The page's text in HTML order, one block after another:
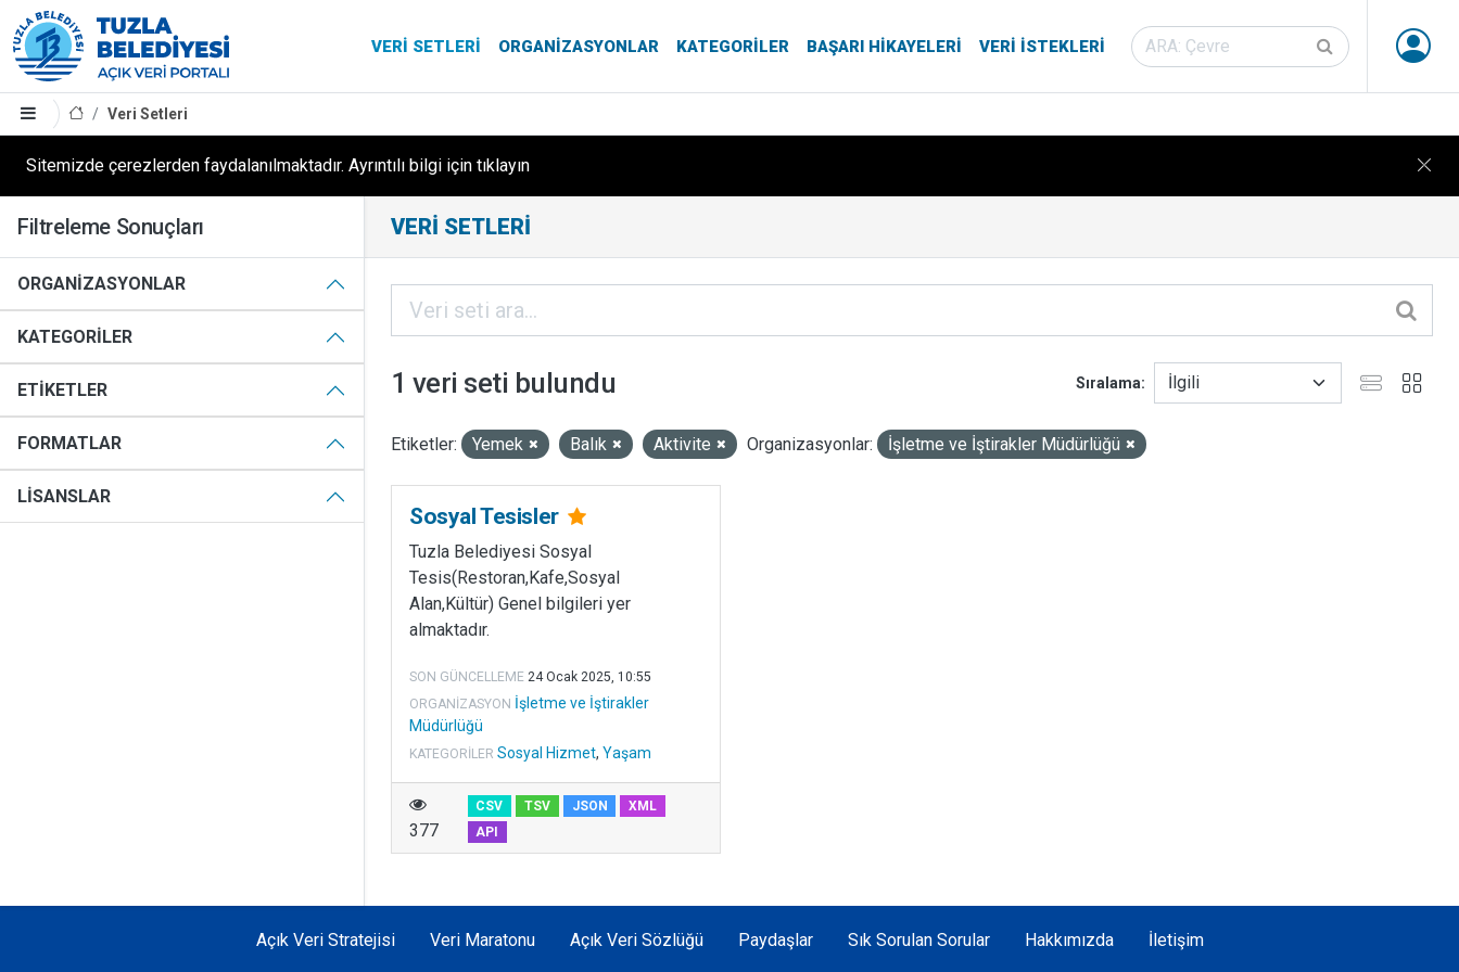
VERI SETLERI ORGANIZASYONLAR KATEGORILER BAŞARI HIKAYELERI VERI İSTEKLERI
Veri Setleri
Sitemizde çerezlerden faydalanılmaktadır. Ayrıntılı bilgi için tıklayın
Filtreleme Sonuçları
ORGANIZASYONLAR
KATEGORILER
ETIKETLER
FORMATLAR
LISANSLAR
VERI SETLERI
1 veri seti bulundu Sıralama
Etiketler: Yemek Balık Aktivite Organizasyonlar: İşletme ve İştirakler Müdürlüğü
Sosyal Tesisler
Tuzla Belediyesi Sosyal
Tesis(Restoran,Kafe,Sosyal
Alan,Kültür) Genel bilgileri yer
almaktadır.
SON GÜNCELLEME 24 Ocak 2025, 10:55
ORGANIZASYON İşletme ve İştirakler
Müdürlüğü
KATEGORILER Sosyal Hizmet, Yaşam
377
CSV TSV JSON
XML
API
Açık Veri Stratejisi Veri Maratonu Açık Veri Sözlüğü Paydaşlar Sık Sorulan Sorular Hakkımızda İletişim